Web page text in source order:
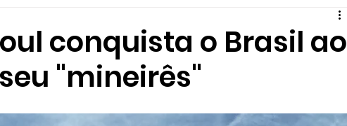
conquista o Brasil ao
"mineirês"